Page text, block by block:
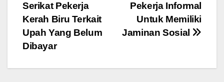
Pekerja Informal
Untuk Memiliki
Jaminan Sosial
Serikat Pekerja
Kerah Biru Terkait
Upah Yang Belum
Dibayar